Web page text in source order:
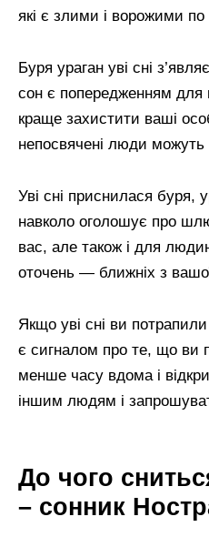
які є злими і ворожими
Буря ураган уві сні
сон є попередженням
краще захистити ваші
непосвячені люди можуть
Уві сні приснилася буря,
навколо оголошує про
вас, але також і для
оточень — ближніх з
Якщо уві сні ви
є сигналом про те, що ви
менше часу вдома і
іншим людям і
До чого
– сонник